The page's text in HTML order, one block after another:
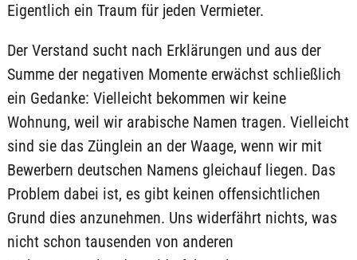
Eigentlich ein Traum für jeden Vermieter.
Der Verstand sucht nach Erklärungen und aus der
Summe der negativen Momente erwächst schließlich
ein Gedanke: Vielleicht bekommen wir keine
Wohnung, weil wir arabische Namen tragen. Vielleicht
sind sie das Zünglein an der Waage, wenn wir mit
Bewerbern deutschen Namens gleichauf liegen. Das
Problem dabei ist, es gibt keinen offensichtlichen
Grund dies anzunehmen. Uns widerfährt nichts, was
nicht schon tausenden von anderen